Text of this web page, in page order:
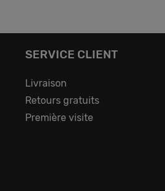
SERVICE CLIENT
Livraison
Retours gratuits
Première visite